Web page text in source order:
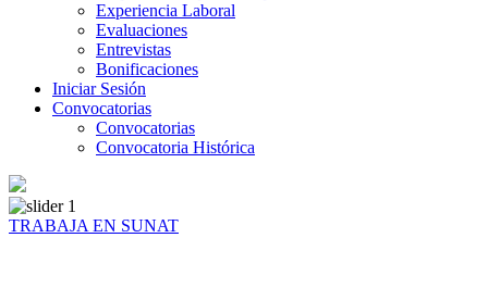
Experiencia Laboral
Evaluaciones
Entrevistas
Bonificaciones
Iniciar Sesión
Convocatorias
Convocatorias
Convocatoria Histórica
TRABAJA EN SUNAT